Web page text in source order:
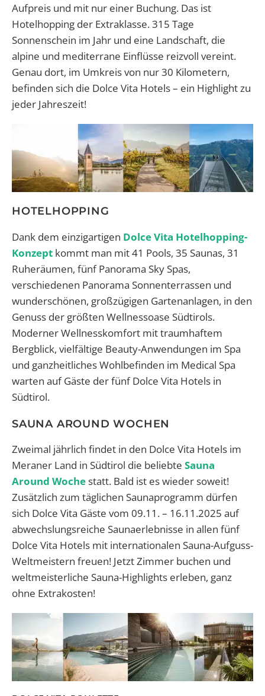
Aufpreis und mit nur einer Buchung. Das ist
Hotelhopping der Extraklasse. 315 Tage
Sonnenschein im Jahr und eine Landschaft, die
alpine und mediterrane Einflüsse reizvoll vereint.
Genau dort, im Umkreis von nur 30 Kilometern,
befinden sich die Dolce Vita Hotels – ein Highlight zu
jeder Jahreszeit!
HOTELHOPPING
Dank dem einzigartigen Dolce Vita Hotelhopping-
Konzept kommt man mit 41 Pools, 35 Saunas, 31
Ruheräumen, fünf Panorama Sky Spas,
verschiedenen Panorama Sonnenterrassen und
wunderschönen, großzügigen Gartenanlagen, in den
Genuss der größten Wellnessoase Südtirols.
Moderner Wellnesskomfort mit traumhaftem
Bergblick, vielfältige Beauty-Anwendungen im Spa
und ganzheitliches Wohlbefinden im Medical Spa
warten auf Gäste der fünf Dolce Vita Hotels in
Südtirol.
SAUNA AROUND WOCHEN
Zweimal jährlich findet in den Dolce Vita Hotels im
Meraner Land in Südtirol die beliebte Sauna
Around Wochestatt. Bald ist es wieder soweit!
Zusätzlich zum täglichen Saunaprogramm dürfen
sich Dolce Vita Gäste vom 09.11. – 16.11.2025 auf
abwechslungsreiche Saunaerlebnisse in allen fünf
Dolce Vita Hotels mit internationalen Sauna-Aufguss-
Weltmeistern freuen! Jetzt Zimmer buchen und
weltmeisterliche Sauna-Highlights erleben, ganz
ohne Extrakosten!